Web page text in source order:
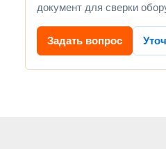
документ для сверки
Задать вопрос